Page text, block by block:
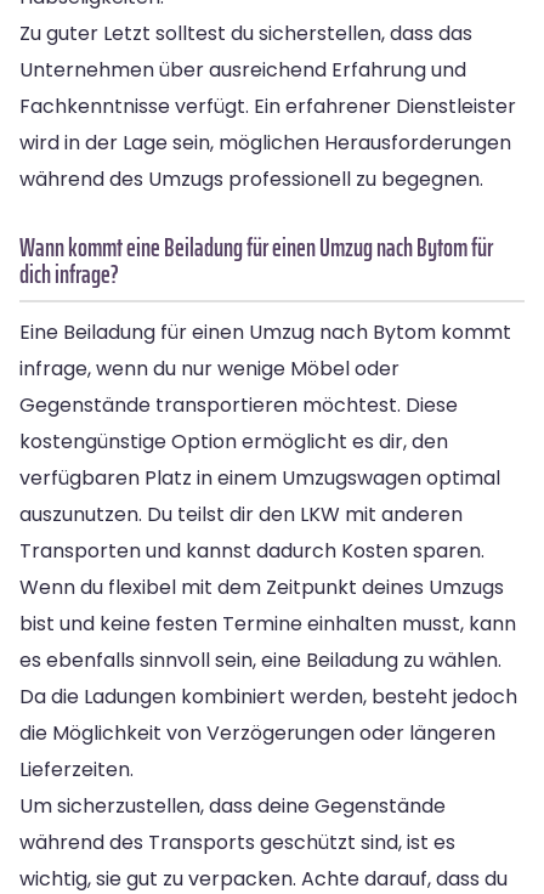
Zu guter Letzt solltest du sicherstellen, dass das
Unternehmen über ausreichend Erfahrung und
Fachkenntnisse verfügt. Ein erfahrener Dienstleister
wird in der Lage sein, möglichen Herausforderungen
während des Umzugs professionell zu begegnen.
Wann kommt eine Beiladung für einen Umzug nach Bytom für
dich infrage?
Eine Beiladung für einen Umzug nach Bytom kommt
infrage, wenn du nur wenige Möbel oder
Gegenstände transportieren möchtest. Diese
kostengünstige Option ermöglicht es dir, den
verfügbaren Platz in einem Umzugswagen optimal
auszunutzen. Du teilst dir den LKW mit anderen
Transporten und kannst dadurch Kosten sparen.
Wenn du flexibel mit dem Zeitpunkt deines Umzugs
bist und keine festen Termine einhalten musst, kann
es ebenfalls sinnvoll sein, eine Beiladung zu wählen.
Da die Ladungen kombiniert werden, besteht jedoch
die Möglichkeit von Verzögerungen oder längeren
Lieferzeiten.
Um sicherzustellen, dass deine Gegenstände
während des Transports geschützt sind, ist es
wichtig, sie gut zu verpacken. Achte darauf, dass du